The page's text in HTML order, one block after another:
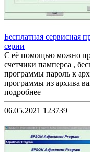
Бесплатная сервисная
серии
С её помощью можно
счетчики памперса ,
программы пароль к
программы из архива
подробнее
06.05.2021 123739